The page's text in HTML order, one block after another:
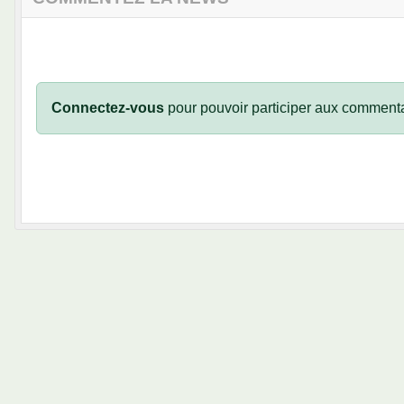
Connectez-vous pour pouvoir participer aux